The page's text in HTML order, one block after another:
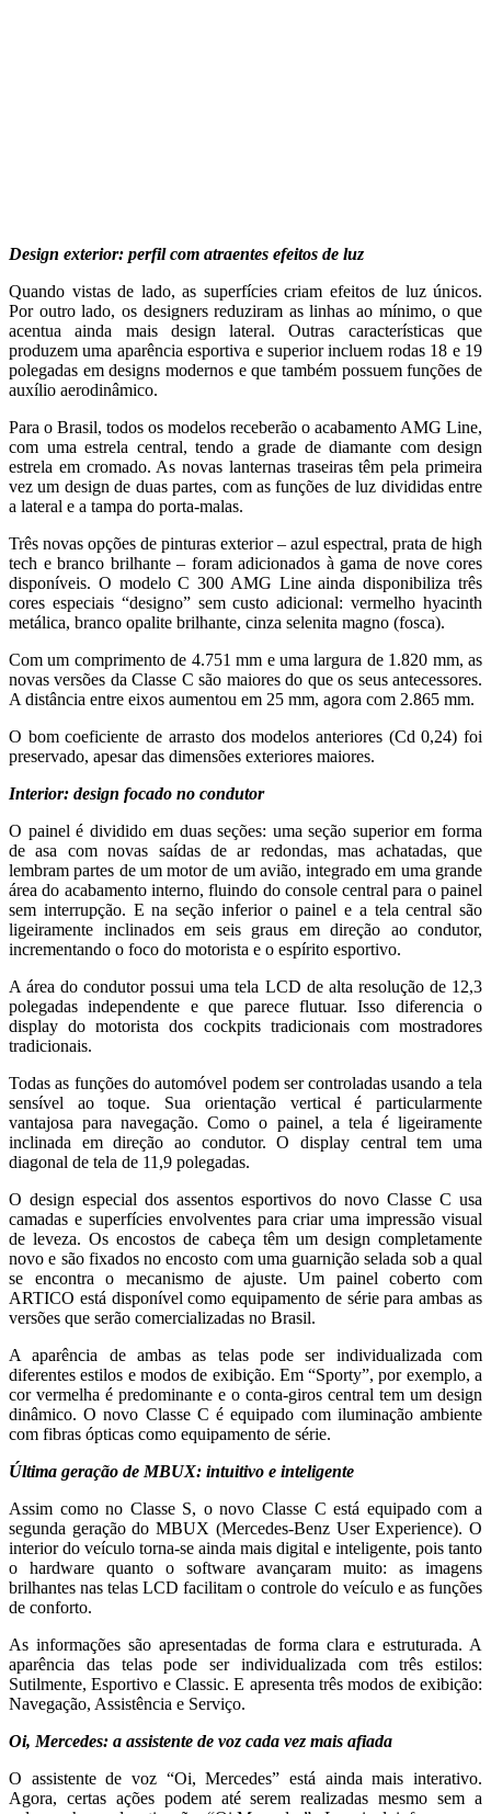
Design exterior: perfil com atraentes efeitos de luz
Quando vistas de lado, as superfícies criam efeitos de luz únicos.
Por outro lado, os designers reduziram as linhas ao mínimo, o que
acentua ainda mais design lateral. Outras características que
produzem uma aparência esportiva e superior incluem rodas 18 e 19
polegadas em designs modernos e que também possuem funções de
auxílio aerodinâmico.
Para o Brasil, todos os modelos receberão o acabamento AMG Line,
com uma estrela central, tendo a grade de diamante com design
estrela em cromado. As novas lanternas traseiras têm pela primeira
vez um design de duas partes, com as funções de luz divididas entre
a lateral e a tampa do porta-malas.
Três novas opções de pinturas exterior – azul espectral, prata de high
tech e branco brilhante – foram adicionados à gama de nove cores
disponíveis. O modelo C 300 AMG Line ainda disponibiliza três
cores especiais “designo” sem custo adicional: vermelho hyacinth
metálica, branco opalite brilhante, cinza selenita magno (fosca).
Com um comprimento de 4.751 mm e uma largura de 1.820 mm, as
novas versões da Classe C são maiores do que os seus antecessores.
A distância entre eixos aumentou em 25 mm, agora com 2.865 mm.
O bom coeficiente de arrasto dos modelos anteriores (Cd 0,24) foi
preservado, apesar das dimensões exteriores maiores.
Interior: design focado no condutor
O painel é dividido em duas seções: uma seção superior em forma
de asa com novas saídas de ar redondas, mas achatadas, que
lembram partes de um motor de um avião, integrado em uma grande
área do acabamento interno, fluindo do console central para o painel
sem interrupção. E na seção inferior o painel e a tela central são
ligeiramente inclinados em seis graus em direção ao condutor,
incrementando o foco do motorista e o espírito esportivo.
A área do condutor possui uma tela LCD de alta resolução de 12,3
polegadas independente e que parece flutuar. Isso diferencia o
display do motorista dos cockpits tradicionais com mostradores
tradicionais.
Todas as funções do automóvel podem ser controladas usando a tela
sensível ao toque. Sua orientação vertical é particularmente
vantajosa para navegação. Como o painel, a tela é ligeiramente
inclinada em direção ao condutor. O display central tem uma
diagonal de tela de 11,9 polegadas.
O design especial dos assentos esportivos do novo Classe C usa
camadas e superfícies envolventes para criar uma impressão visual
de leveza. Os encostos de cabeça têm um design completamente
novo e são fixados no encosto com uma guarnição selada sob a qual
se encontra o mecanismo de ajuste. Um painel coberto com
ARTICO está disponível como equipamento de série para ambas as
versões que serão comercializadas no Brasil.
A aparência de ambas as telas pode ser individualizada com
diferentes estilos e modos de exibição. Em “Sporty”, por exemplo, a
cor vermelha é predominante e o conta-giros central tem um design
dinâmico. O novo Classe C é equipado com iluminação ambiente
com fibras ópticas como equipamento de série.
Última geração de MBUX: intuitivo e inteligente
Assim como no Classe S, o novo Classe C está equipado com a
segunda geração do MBUX (Mercedes-Benz User Experience). O
interior do veículo torna-se ainda mais digital e inteligente, pois tanto
o hardware quanto o software avançaram muito: as imagens
brilhantes nas telas LCD facilitam o controle do veículo e as funções
de conforto.
As informações são apresentadas de forma clara e estruturada. A
aparência das telas pode ser individualizada com três estilos:
Sutilmente, Esportivo e Classic. E apresenta três modos de exibição:
Navegação, Assistência e Serviço.
Oi, Mercedes: a assistente de voz cada vez mais afiada
O assistente de voz “Oi, Mercedes” está ainda mais interativo.
Agora, certas ações podem até serem realizadas mesmo sem a